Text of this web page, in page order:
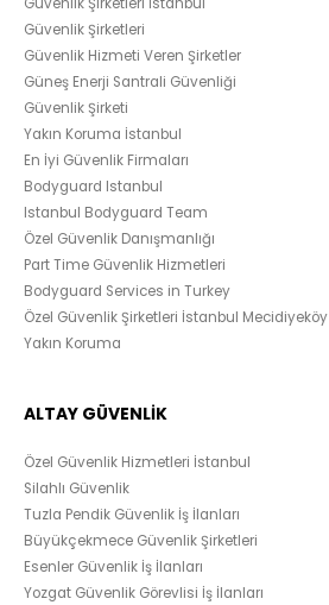
Güvenlik Şirketleri İstanbul
Güvenlik Şirketleri
Güvenlik Hizmeti Veren Şirketler
Güneş Enerji Santrali Güvenliği
Güvenlik Şirketi
Yakın Koruma İstanbul
En İyi Güvenlik Firmaları
Bodyguard Istanbul
Istanbul Bodyguard Team
Özel Güvenlik Danışmanlığı
Part Time Güvenlik Hizmetleri
Bodyguard Services in Turkey
Özel Güvenlik Şirketleri İstanbul Mecidiyeköy
Yakın Koruma
ALTAY GÜVENLİK
Özel Güvenlik Hizmetleri İstanbul
Silahlı Güvenlik
Tuzla Pendik Güvenlik İş İlanları
Büyükçekmece Güvenlik Şirketleri
Esenler Güvenlik İş İlanları
Yozgat Güvenlik Görevlisi İş İlanları